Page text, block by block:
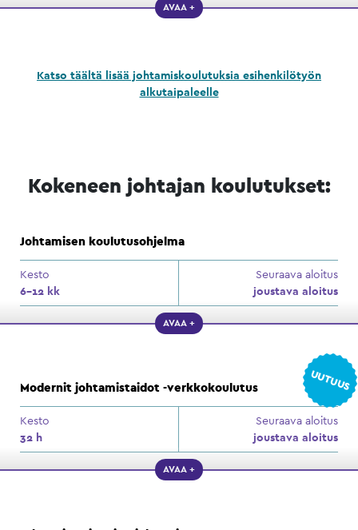
AVAA +
Katso täältä lisää johtamiskoulutuksia esihenkilötyön
alkutaipaleelle
Kokeneen johtajan koulutukset:
Johtamisen koulutusohjelma
Kesto
6–12 kk
Seuraava aloitus
joustava aloitus
AVAA +
Modernit johtamistaidot -verkkokoulutus
Kesto
32 h
Seuraava aloitus
joustava aloitus
AVAA +
UUTUUS